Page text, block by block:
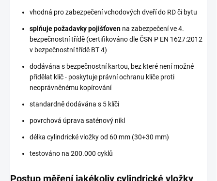
vhodná pro zabezpečení vchodových dveří do RD či bytu
splňuje požadavky pojišťoven na zabezpečení ve 4.
bezpečnostní třídě (certifikováno dle ČSN P EN 1627:2012
v bezpečnostní třídě BT 4)
dodávána s bezpečnostní kartou, bez které není možné
přidělat klíč - poskytuje právní ochranu klíče proti
neoprávněnému kopírování
standardně dodávána s 5 klíči
povrchová úprava saténový nikl
délka cylindrické vložky od 60 mm (30+30 mm)
testováno na 200.000 cyklů
Postup měření jakékoliv cylindrické vložky